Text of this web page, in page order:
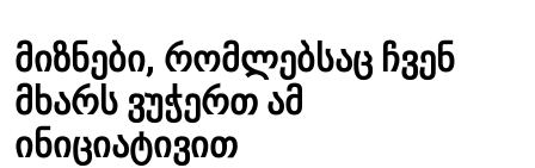
მიზნები, რომლებსაც ჩვენ
მხარს ვუჭერთ ამ
ინიციატივით